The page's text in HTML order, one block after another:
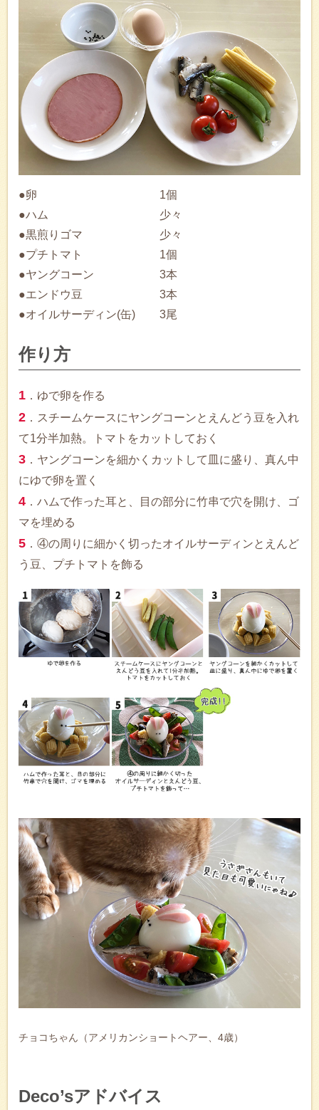
●卵
●ハム
●黒煎りゴマ
●プチトマト
●ヤングコーン
●エンドウ豆
●オイルサーディン(缶)
1個
少々
少々
1個
3本
3本
3尾
作り方
1 ．ゆで卵を作る
2 ．スチームケースにヤングコーンとえんどう豆を入れ
て1分半加熱。トマトをカットしておく
3 ．ヤングコーンを細かくカットして皿に盛り、真ん中
にゆで卵を置く
4 ．ハムで作った耳と、目の部分に竹串で穴を開け、ゴ
マを埋める
5 ．④の周りに細かく切ったオイルサーディンとえんど
う豆、プチトマトを飾る
チョコちゃん（アメリカンショートヘアー、4歳）
Deco’sアドバイス